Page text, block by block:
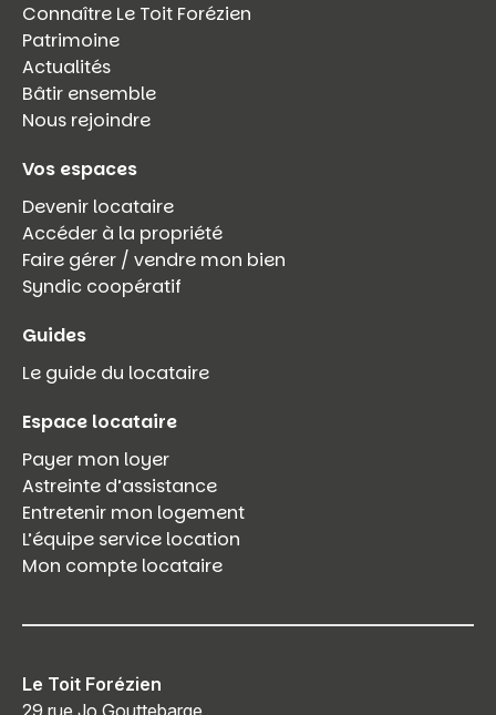
Connaître Le Toit Forézien
Patrimoine
Actualités
Bâtir ensemble
Nous rejoindre
Vos espaces
Devenir locataire
Accéder à la propriété
Faire gérer / vendre mon bien
Syndic coopératif
Guides
Le guide du locataire
Espace locataire
Payer mon loyer
Astreinte d’assistance
Entretenir mon logement
L’équipe service location
Mon compte locataire
Le Toit Forézien